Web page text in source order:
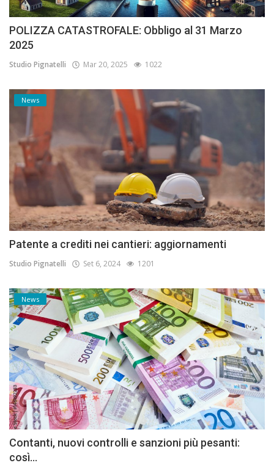
POLIZZA CATASTROFALE: Obbligo al 31 Marzo
2025
Studio Pignatelli Mar 20, 2025 1022
News
Patente a crediti nei cantieri: aggiornamenti
Studio Pignatelli Set 6, 2024 1201
News
Contanti, nuovi controlli e sanzioni più pesanti:
così...